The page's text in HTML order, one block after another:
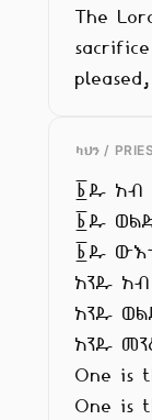
The
ካህን /
፩ዱ አብ
፩ዱ
፩ዱ
አንዱ
አንዱ
አንዱ
One is
One is